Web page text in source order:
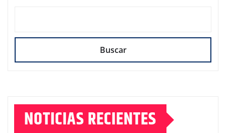
Buscar
NOTICIAS RECIENTES